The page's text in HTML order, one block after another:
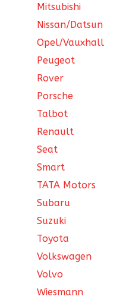
Mitsubishi
Nissan/Datsun
Opel/Vauxhall
Peugeot
Rover
Porsche
Talbot
Renault
Seat
Smart
TATA Motors
Subaru
Suzuki
Toyota
Volkswagen
Volvo
Wiesmann